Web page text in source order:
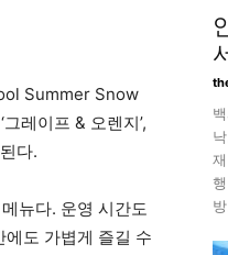
Summer Snow
레이프 & 오렌지’,
다.
뉴다. 운영 시간도
도 가볍게 즐길 수